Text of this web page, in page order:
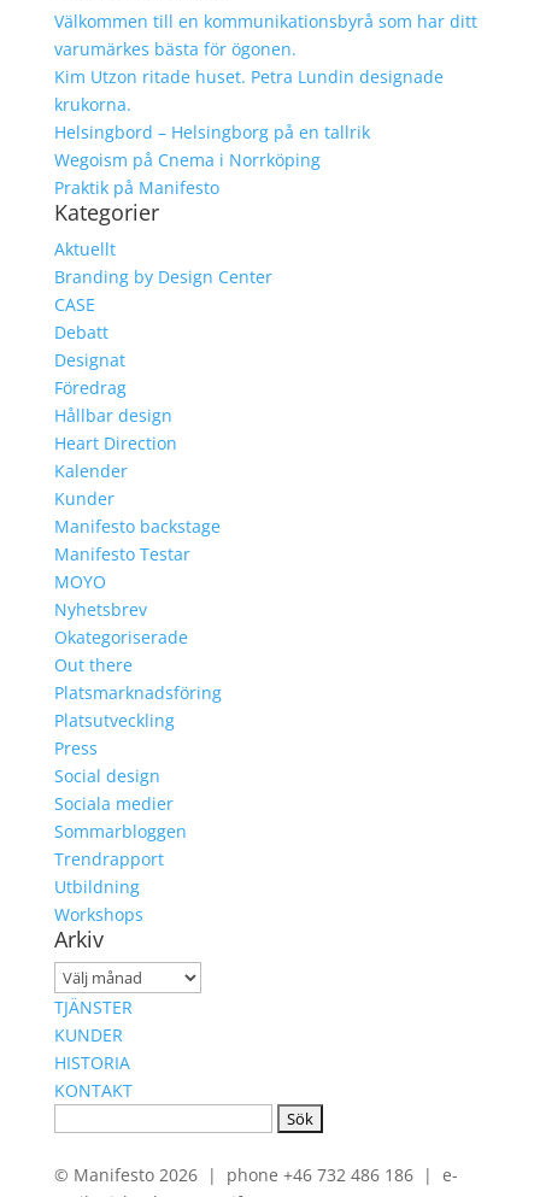
Välkommen till en kommunikationsbyrå som har ditt
varumärkes bästa för ögonen.
Kim Utzon ritade huset. Petra Lundin designade
krukorna.
Helsingbord – Helsingborg på en tallrik
Wegoism på Cnema i Norrköping
Praktik på Manifesto
Kategorier
Aktuellt
Branding by Design Center
CASE
Debatt
Designat
Föredrag
Hållbar design
Heart Direction
Kalender
Kunder
Manifesto backstage
Manifesto Testar
MOYO
Nyhetsbrev
Okategoriserade
Out there
Platsmarknadsföring
Platsutveckling
Press
Social design
Sociala medier
Sommarbloggen
Trendrapport
Utbildning
Workshops
Arkiv
Arkiv
TJÄNSTER
KUNDER
HISTORIA
KONTAKT
© Manifesto 2026 | phone +46 732 486 186 | e-